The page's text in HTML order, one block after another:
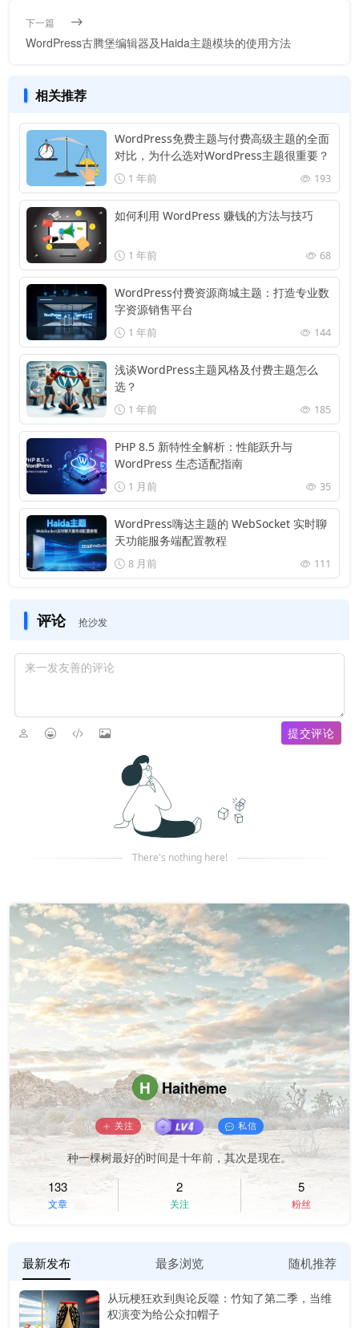
下一篇
WordPress古腾堡编辑器及Haida主题模块的使用方法
相关推荐
WordPress免费主题与付费高级主题的全面
对比，为什么选对WordPress主题很重要？
1 年前 193
如何利用 WordPress 赚钱的方法与技巧
1 年前 68
WordPress付费资源商城主题：打造专业数
字资源销售平台
1 年前 144
浅谈WordPress主题风格及付费主题怎么
选？
1 年前 185
PHP 8.5 新特性全解析：性能跃升与
WordPress 生态适配指南
1 月前 35
WordPress嗨达主题的 WebSocket 实时聊
天功能服务端配置教程
8 月前 111
评论 抢沙发
提交评论
There's nothing here!
H Haitheme
关注 私信
种一棵树最好的时间是十年前，其次是现在。
133
文章
2
关注
5
粉丝
最新发布 最多浏览 随机推荐
从玩梗狂欢到舆论反噬：竹知了第二季，当维
权演变为给公众扣帽子